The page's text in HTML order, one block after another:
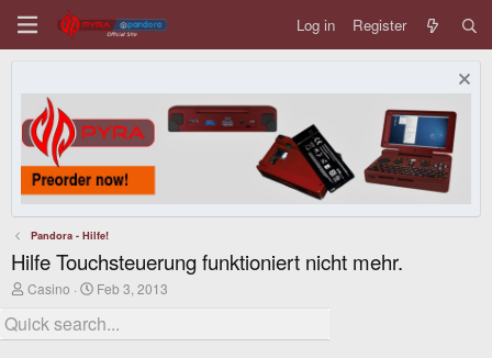
Log in Register
Pandora - Hilfe!
Hilfe Touchsteuerung funktioniert nicht mehr.
T
r
e
Casino
S
a
r
Feb 3, 2013